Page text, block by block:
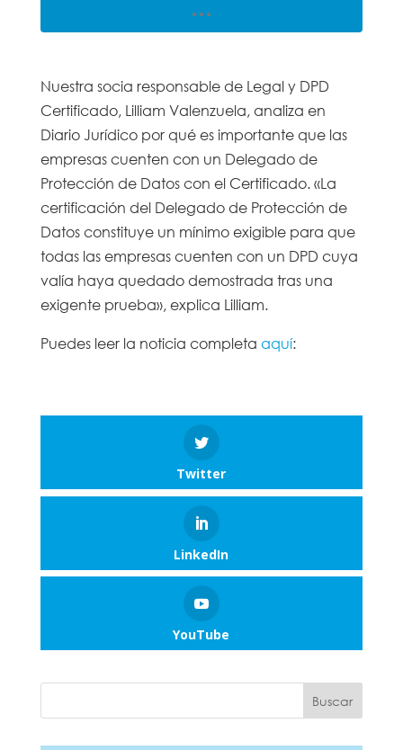
Nuestra socia responsable de Legal y DPD
Certificado, Lilliam Valenzuela, analiza en
Diario Jurídico por qué es importante que las
empresas cuenten con un Delegado de
Protección de Datos con el Certificado. «La
certificación del Delegado de Protección de
Datos constituye un mínimo exigible para que
todas las empresas cuenten con un DPD cuya
valía haya quedado demostrada tras una
exigente prueba», explica Lilliam.
Puedes leer la noticia completa aquí:
Twitter
LinkedIn
YouTube